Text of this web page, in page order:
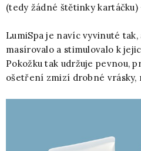
(tedy žádné štětinky
LumiSpa je navíc vyvinuté tak,
masírovalo a stimulovalo k
Pokožku tak udržuje pevnou,
ošetření zmizí drobné vrásky,